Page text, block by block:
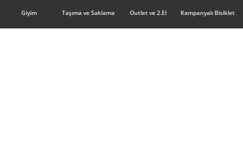
Giyim Taşıma ve Saklama Outlet ve 2.El Kampanyalı Bisiklet